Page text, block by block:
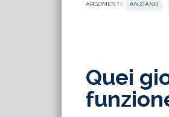
ARGOMENTI: ANZIANO
Quei